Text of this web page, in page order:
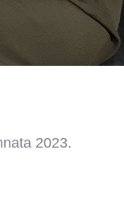
2023.